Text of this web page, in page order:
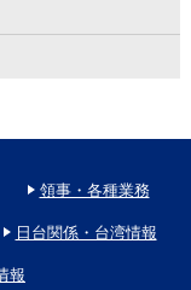
領事・各種業務
日台関係・台湾情報
報